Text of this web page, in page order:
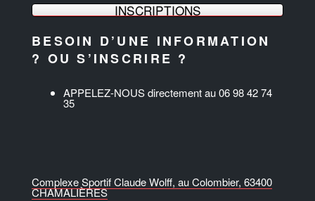
INSCRIPTIONS
BESOIN D’UNE INFORMATION
? OU S’INSCRIRE ?
APPELEZ-NOUS directement au 06 98 42 74
35
Complexe Sportif Claude Wolff, au Colombier, 63400
CHAMALIÈRES